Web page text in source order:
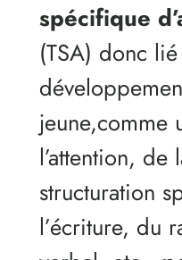
spécifique
(TSA) donc
jeune,comme
l’attention,
structuration
l’écriture, du